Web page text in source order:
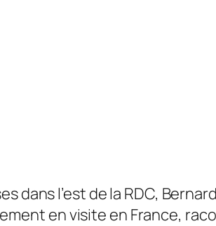
dans l’est de la RDC,
en visite en France,